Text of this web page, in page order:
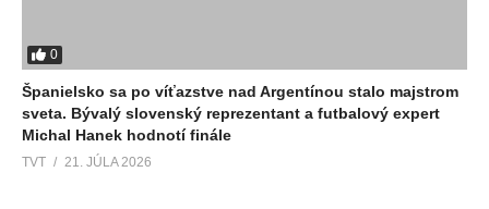
0
Španielsko sa po víťazstve nad Argentínou stalo majstrom
sveta. Bývalý slovenský reprezentant a futbalový expert
Michal Hanek hodnotí finále
TVT 21. JÚLA 2026